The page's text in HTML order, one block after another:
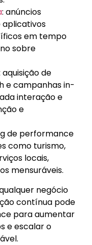
: anúncios
aplicativos
em tempo
sobre
de
e campanhas in-
interação e
e
de performance
como turismo,
locais,
mensuráveis.
negócio
contínua pode
para aumentar
e escalar o